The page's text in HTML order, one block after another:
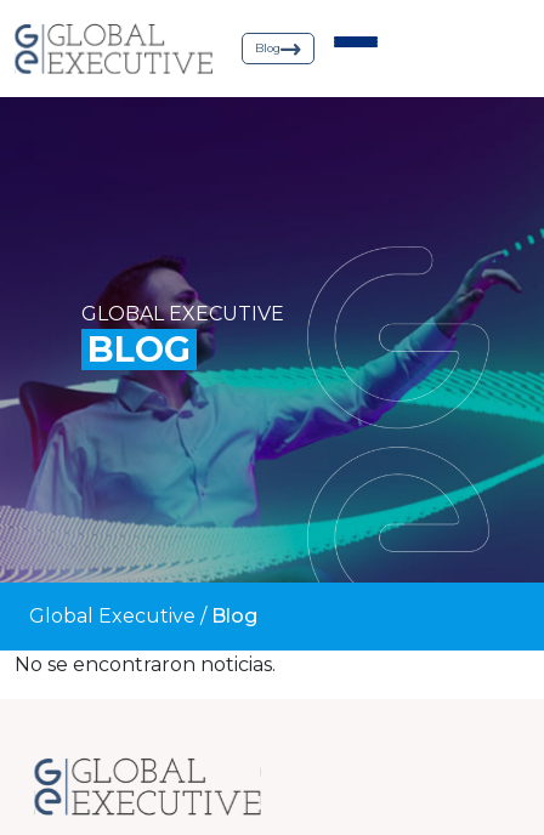
Blog
GLOBAL EXECUTIVE
BLOG
Global Executive / Blog
No se encontraron noticias.